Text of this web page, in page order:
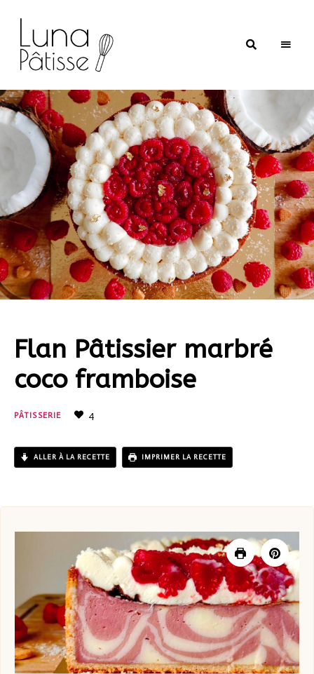
Luna
Pâtisse
Flan Pâtissier marbré
coco framboise
PÂTISSERIE 4
ALLER À LA RECETTE IMPRIMER LA RECETTE